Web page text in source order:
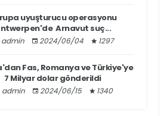
uyuşturucu operasyonu
Arnavut suç...
admin 2024/06/04 1297
Fas, Romanya ve Türkiye'ye
7 Milyar dolar gönderildi
admin 2024/06/15 1340